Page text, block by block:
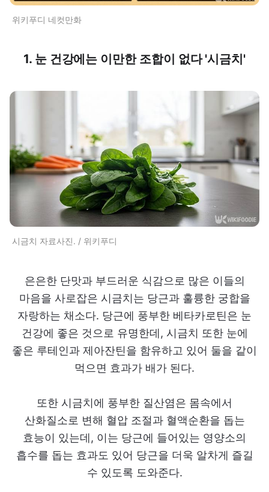
위키푸디 네컷만화
1. 눈 건강에는 이만한 조합이 없다 '시금치'
시금치 자료사진. / 위키푸디
은은한 단맛과 부드러운 식감으로 많은 이들의
마음을 사로잡은 시금치는 당근과 훌륭한 궁합을
자랑하는 채소다. 당근에 풍부한 베타카로틴은 눈
건강에 좋은 것으로 유명한데, 시금치 또한 눈에
좋은 루테인과 제아잔틴을 함유하고 있어 둘을 같이
먹으면 효과가 배가 된다.
또한 시금치에 풍부한 질산염은 몸속에서
산화질소로 변해 혈압 조절과 혈액순환을 돕는
효능이 있는데, 이는 당근에 들어있는 영양소의
흡수를 돕는 효과도 있어 당근을 더욱 알차게 즐길
수 있도록 도와준다.